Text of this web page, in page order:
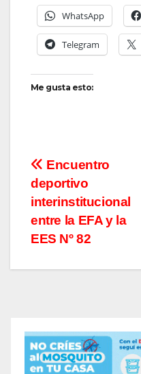
WhatsApp
Telegram
Me gusta esto:
Navegación
de
entradas
Encuentro
deportivo
interinstitucional
entre la EFA y la
EES Nº 82